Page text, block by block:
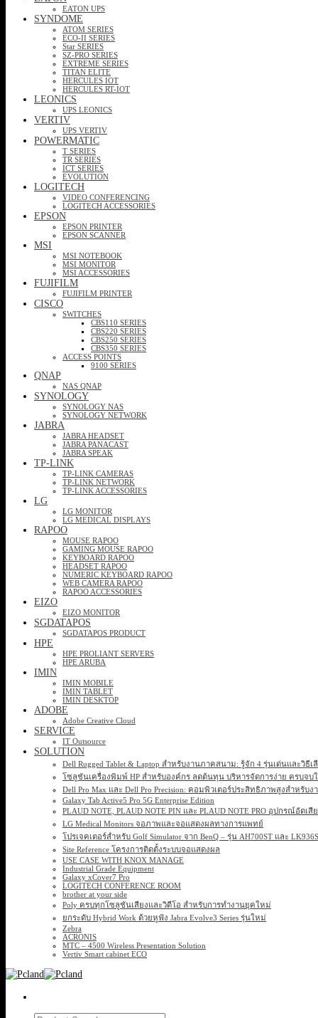
EATON UPS
SYNDOME
ATOM SERIES
ECO-II SERIES
Star SERIES
SZ-PRO SERIES
EXTREME SERIES
TITAN ELITE
HERCULES IOT
HERCULES RT-IOT
LEONICS
UPS LEONICS
VERTIV
UPS VERTIV
POWERMATIC
T SERIES
TR SERIES
ICT SERIES
EVOLUTION
LOGITECH
VIDEO CONFERENCING
LOGITECH ACCESSORIES
EPSON
EPSON PRINTER
EPSON SCANNER
MSI
MSI NOTEBOOK
MSI MONITOR
MSI ACCESSORIES
FUJIFILM
FUJIFILM PRINTER
CISCO
SWITCHES
CBS110 SERIES
CBS220 SERIES
CBS250 SERIES
CBS350 SERIES
ACCESS POINTS
9100 SERIES
QNAP
NAS QNAP
SYNOLOGY
SYNOLOGY NAS
SYNOLOGY NETWORK
JABRA
JABRA HEADSET
JABRA PANACAST
JABRA SPEAK
TP-LINK
TP-LINK CAMERAS
TP-LINK NETWORK
TP-LINK ACCESSORIES
LG
LG MONITOR
LG MEDICAL DISPLAYS
RAPOO
MOUSE RAPOO
GAMING MOUSE RAPOO
KEYBOARD RAPOO
HEADSET RAPOO
NUMERIC KEYBOARD RAPOO
WEB CAMERA RAPOO
RAPOO ACCESSORIES
EIZO
EIZO MONITOR
SGDATAPOS
SGDATAPOS PRODUCT
HPE
HPE PROLIANT SERVERS
HPE ARUBA
IMIN
IMIN MOBILE
IMIN TABLET
IMIN DESKTOP
ADOBE
Adobe Creative Cloud
SERVICE
IT Outsource
SOLUTION
Dell Rugged Tablet & Laptop สำหรับงานภาคสนาม: รู้จัก 4 รุ่นเด่นและวิธีเ
โซลูชันเครื่องพิมพ์ HP สำหรับองค์กร ลดต้นทุน บริหารจัดการง่าย ครบจบ
Dell Pro Max และ Dell Pro Precision: คอมพิวเตอร์ประสิทธิภาพสูงสำหรับ
Galaxy Tab Active5 Pro 5G Enterprise Edition
PLAUD NOTE, PLAUD NOTE PIN และ PLAUD NOTE PRO อุปกรณ์อัด
LG Medical Monitors จอภาพและจอแสดงผลทางการแพทย์
โปรเจคเตอร์สำหรับ Golf Simulator จาก BenQ – รุ่น AH700ST และ
Site Reference โครงการติดตั้งระบบจอแสดงผล
USE CASE WITH KNOX MANAGE
Industrial Grade Equipment
Galaxy xCover7 Pro
LOGITECH CONFERENCE ROOM
brother at your side
Poly ครบทุกโซลูชันเสียงและวิดีโอ สำหรับการทำงานยุคใหม่
ยกระดับ Hybrid Work ด้วยหูฟัง Jabra Evolve3 Series รุ่นใหม่
Zebra
ACRONIS
MTC – 4500 Wireless Presentation Solution
Vertiv Smart cabinet ECO